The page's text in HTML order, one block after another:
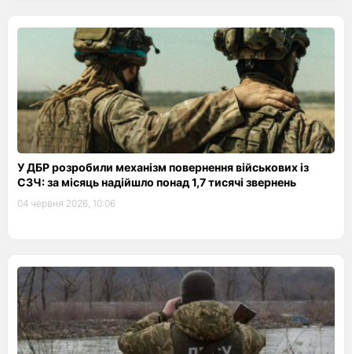
У ДБР розробили механізм повернення військових із
СЗЧ: за місяць надійшло понад 1,7 тисячі звернень
04 червня 2026, 10:06